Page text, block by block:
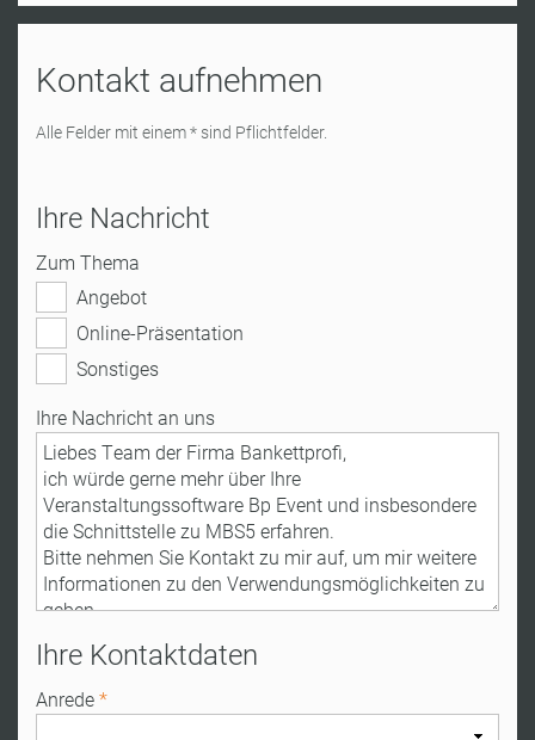
Kontakt aufnehmen
Alle Felder mit einem * sind Pflichtfelder.